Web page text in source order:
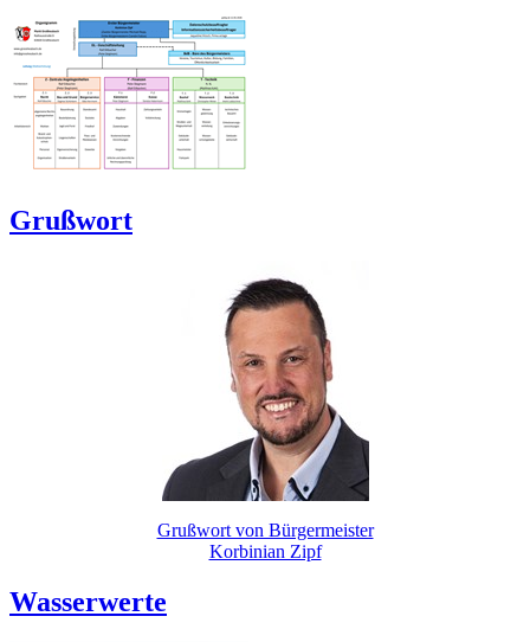
Grußwort
Grußwort von Bürgermeister
Korbinian Zipf
Wasserwerte